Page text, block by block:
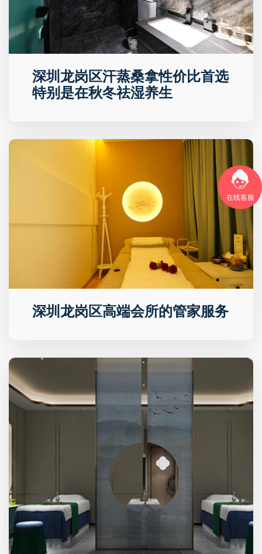
在线客服
深圳龙岗区汗蒸桑拿性价比首选
特别是在秋冬祛湿养生
深圳龙岗区高端会所的管家服务